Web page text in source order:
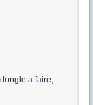
a faire,